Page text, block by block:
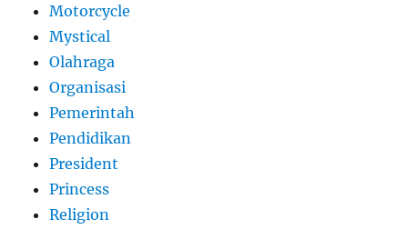
Motorcycle
Mystical
Olahraga
Organisasi
Pemerintah
Pendidikan
President
Princess
Religion